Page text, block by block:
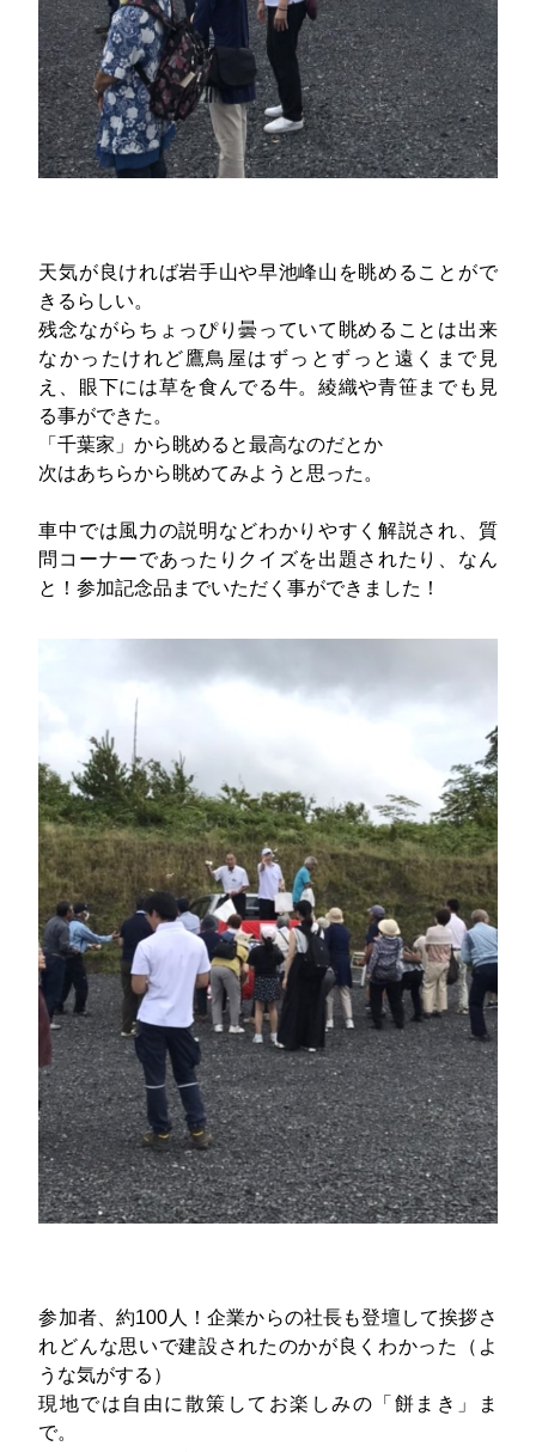
天気が良ければ岩手山や早池峰山を眺めることがで
きるらしい。
残念ながらちょっぴり曇っていて眺めることは出来
なかったけれど鷹鳥屋はずっとずっと遠くまで見
え、眼下には草を食んでる牛。綾織や青笹までも見
る事ができた。
「千葉家」から眺めると最高なのだとか
次はあちらから眺めてみようと思った。
車中では風力の説明などわかりやすく解説され、質
問コーナーであったりクイズを出題されたり、なん
と！参加記念品までいただく事ができました！
参加者、約100人！企業からの社長も登壇して挨拶さ
れどんな思いで建設されたのかが良くわかった（よ
うな気がする）
現地では自由に散策してお楽しみの「餅まき」ま
で。